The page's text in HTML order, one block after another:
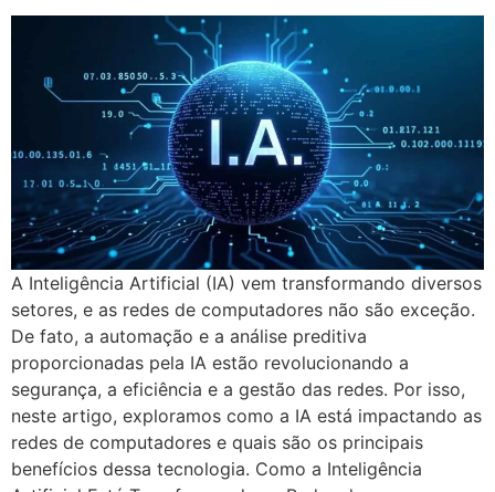
A Inteligência Artificial (IA) vem transformando diversos
setores, e as redes de computadores não são exceção.
De fato, a automação e a análise preditiva
proporcionadas pela IA estão revolucionando a
segurança, a eficiência e a gestão das redes. Por isso,
neste artigo, exploramos como a IA está impactando as
redes de computadores e quais são os principais
benefícios dessa tecnologia. Como a Inteligência